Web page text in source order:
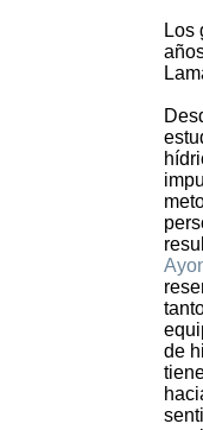
Los
de